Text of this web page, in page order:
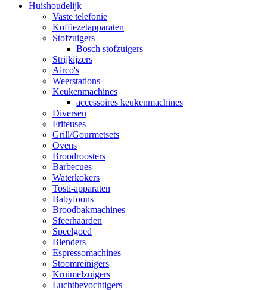
Huishoudelijk
Vaste telefonie
Koffiezetapparaten
Stofzuigers
Bosch stofzuigers
Strijkijzers
Airco's
Weerstations
Keukenmachines
accessoires keukenmachines
Diversen
Friteuses
Grill/Gourmetsets
Ovens
Broodroosters
Barbecues
Waterkokers
Tosti-apparaten
Babyfoons
Broodbakmachines
Sfeerhaarden
Speelgoed
Blenders
Espressomachines
Stoomreinigers
Kruimelzuigers
Luchtbevochtigers